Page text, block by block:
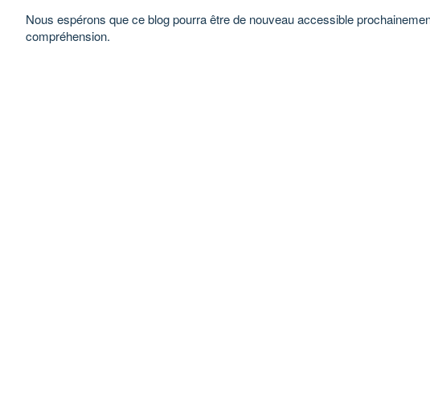
Nous espérons que ce blog pourra être de nouveau accessible
compréhension.